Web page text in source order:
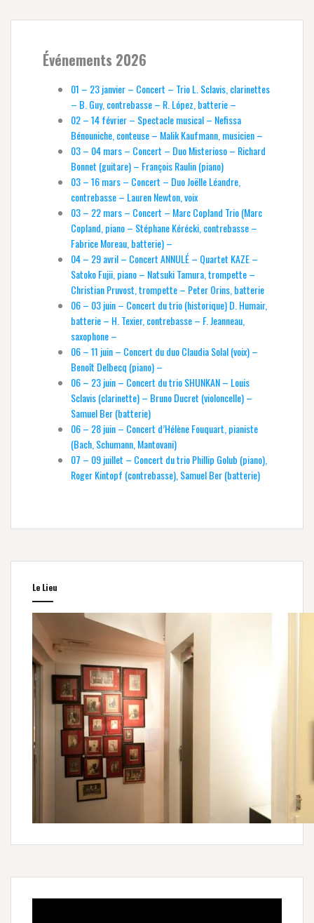
Événements 2026
01 – 23 janvier – Concert – Trio L. Sclavis, clarinettes
– B. Guy, contrebasse – R. López, batterie –
02 – 14 février – Spectacle musical – Nefissa
Bénouniche, conteuse – Malik Kaufmann, musicien –
03 – 04 mars – Concert – Duo Misterioso – Richard
Bonnet (guitare) – François Raulin (piano)
03 – 16 mars – Concert – Duo Joëlle Léandre,
contrebasse – Lauren Newton, voix
03 – 22 mars – Concert – Marc Copland Trio (Marc
Copland, piano – Stéphane Kérécki, contrebasse –
Fabrice Moreau, batterie) –
04 – 29 avril – Concert ANNULÉ – Quartet KAZE –
Satoko Fujii, piano – Natsuki Tamura, trompette –
Christian Pruvost, trompette – Peter Orins, batterie
06 – 03 juin – Concert du trio (historique) D. Humair,
batterie – H. Texier, contrebasse – F. Jeanneau,
saxophone –
06 – 11 juin – Concert du duo Claudia Solal (voix) –
Benoît Delbecq (piano) –
06 – 23 juin – Concert du trio SHUNKAN – Louis
Sclavis (clarinette) – Bruno Ducret (violoncelle) –
Samuel Ber (batterie)
06 – 28 juin – Concert d’Hélène Fouquart, pianiste
(Bach, Schumann, Mantovani)
07 – 09 juillet – Concert du trio Phillip Golub (piano),
Roger Kintopf (contrebasse), Samuel Ber (batterie)
Le Lieu